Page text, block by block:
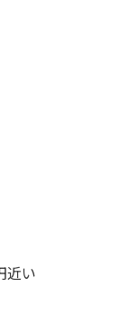
近い